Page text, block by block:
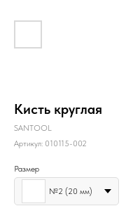
Кисть круглая
SANTOOL
Артикул: 010115-002
Размер
№2 (20 мм)